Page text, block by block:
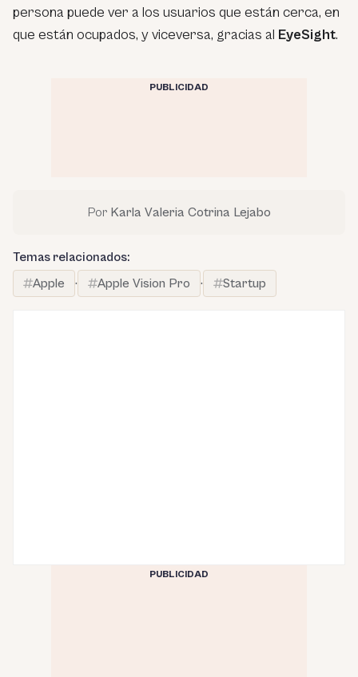
persona puede ver a los usuarios que están cerca, en
que están ocupados, y viceversa, gracias al EyeSight.
PUBLICIDAD
Por Karla Valeria Cotrina Lejabo
Temas relacionados:
Apple
· Apple Vision Pro · Startup
PUBLICIDAD